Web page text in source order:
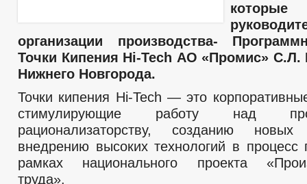
организации производства-
Точки Кипения Hi-Tech АО «Промис»
Нижнего Новгорода.
Точки кипения Hi-Tech — это
стимулирующие работу над
рационализаторству, созданию
внедрению высоких технологий в процесс
рамках национального проекта
труда».